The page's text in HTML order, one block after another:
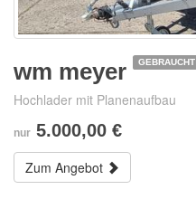
wm meyer GEBRAUCHT
Hochlader mit Planenaufbau
nur 5.000,00 €
Zum Angebot